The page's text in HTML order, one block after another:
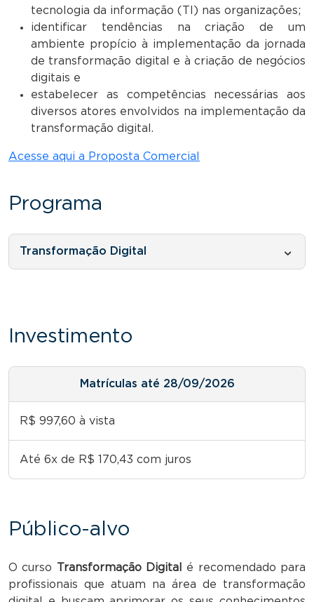
tecnologia da informação (TI) nas organizações;
identificar tendências na criação de um
ambiente propício à implementação da jornada
de transformação digital e à criação de negócios
digitais e
estabelecer as competências necessárias aos
diversos atores envolvidos na implementação da
transformação digital.
Acesse aqui a Proposta Comercial
Programa
Transformação Digital
Investimento
Matrículas até 28/09/2026
R$ 997,60 à vista
Até 6x de R$ 170,43 com juros
Público-alvo
O curso Transformação Digital
é recomendado para
profissionais que atuam na área de transformação